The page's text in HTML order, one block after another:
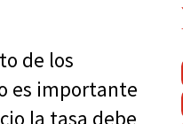
de los
es importante
la tasa debe